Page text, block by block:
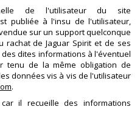
de l'utilisateur du site
publiée à l'insu de l'utilisateur,
sur un support quelconque
rachat de Jaguar Spirit et de ses
dites informations à l'éventuel
tenu de la même obligation de
données vis à vis de l'utilisateur
.
il recueille des informations